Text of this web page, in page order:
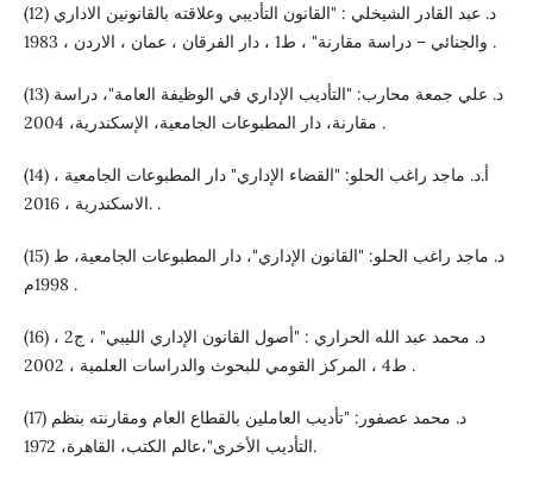
(12) د. عبد القادر الشيخلي : "القانون التأديبي وعلاقته بالقانونين الاداري
والجنائي – دراسة مقارنة" ، ط1 ، دار الفرقان ، عمان ، الاردن ، 1983 .
(13) د. علي جمعة محارب: "التأديب الإداري في الوظيفة العامة"، دراسة
مقارنة، دار المطبوعات الجامعية، الإسكندرية، 2004 .
(14) أ.د. ماجد راغب الحلو: "القضاء الإداري" دار المطبوعات الجامعية ،
الاسكندرية ، 2016. .
(15) د. ماجد راغب الحلو: "القانون الإداري"، دار المطبوعات الجامعية، ط
1998م .
(16) د. محمد عبد الله الحراري : "أصول القانون الإداري الليبي" ، ج2 ،
ط4 ، المركز القومي للبحوث والدراسات العلمية ، 2002 .
(17) د. محمد عصفور: "تأديب العاملين بالقطاع العام ومقارنته بنظم
التأديب الأخرى"،عالم الكتب، القاهرة، 1972.